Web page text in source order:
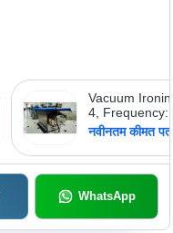
Vacuum
4, Frequency:
नवीनतम कीमत
WhatsApp